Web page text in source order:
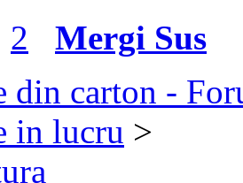
2
Mergi Sus
din carton -
in lucru >